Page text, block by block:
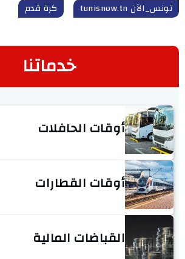
تونس_الآن tunisnow.tn
كرة قدم
خدماتنا
أوقات الحافلات
أوقات القطارات
القباضات المالية